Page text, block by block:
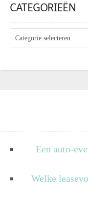
CATEGORIEËN
Een auto-
Welke